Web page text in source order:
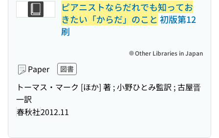
ピアニストならだれでも知ってお
きたい「からだ」のこと 初版第12
刷
Paper 図書
トーマス・マーク [ほか] 著 ; 小野ひとみ監訳 ; 古屋晋
一訳
春秋社2012.11
Other Libraries in Japan